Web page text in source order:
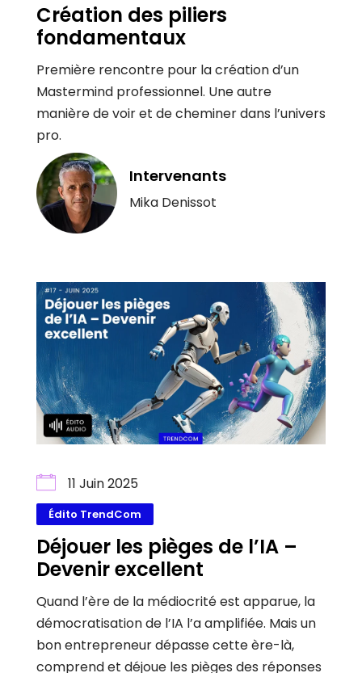
Création des piliers
fondamentaux
Première rencontre pour la création d’un
Mastermind professionnel. Une autre
manière de voir et de cheminer dans l’univers
pro.
Intervenants
Mika Denissot
11 Juin 2025
Édito TrendCom
Déjouer les pièges de l’IA –
Devenir excellent
Quand l’ère de la médiocrité est apparue, la
démocratisation de l’IA l’a amplifiée. Mais un
bon entrepreneur dépasse cette ère-là,
comprend et déjoue les pièges des réponses